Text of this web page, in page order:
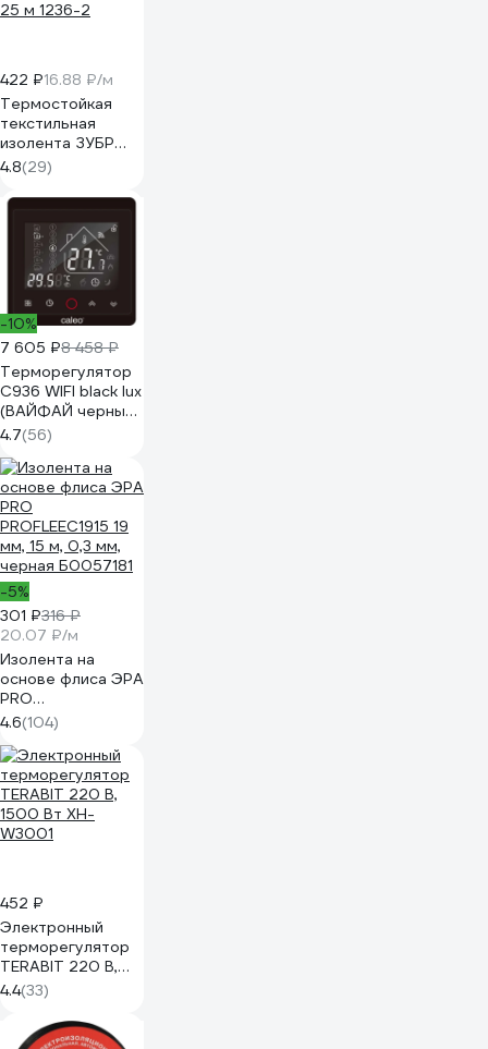
422 ₽16.88 ₽/м
Термостойкая
текстильная
изолента ЗУБР
Авто-Жгут 19 мм х
25 м 1236-2
4.8(29)
-10%
7 605 ₽8 458 ₽
Терморегулятор
C936 WIFI black lux
(ВАЙФАЙ черный
люкс) Caleo
0К-00000740
4.7(56)
-5%
301 ₽316 ₽
20.07 ₽/м
Изолента на
основе флиса ЭРА
PRO
PROFLEEC1915 19
мм, 15 м, 0,3 мм,
черная Б0057181
4.6(104)
452 ₽
Электронный
терморегулятор
TERABIT 220 В,
1500 Вт XH-
W3001
4.4(33)